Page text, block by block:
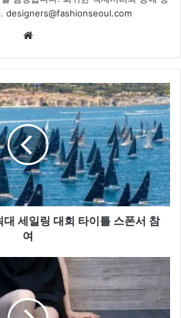
. designers@fashionseoul.com
세일링 대회 타이틀 스폰서 참
여